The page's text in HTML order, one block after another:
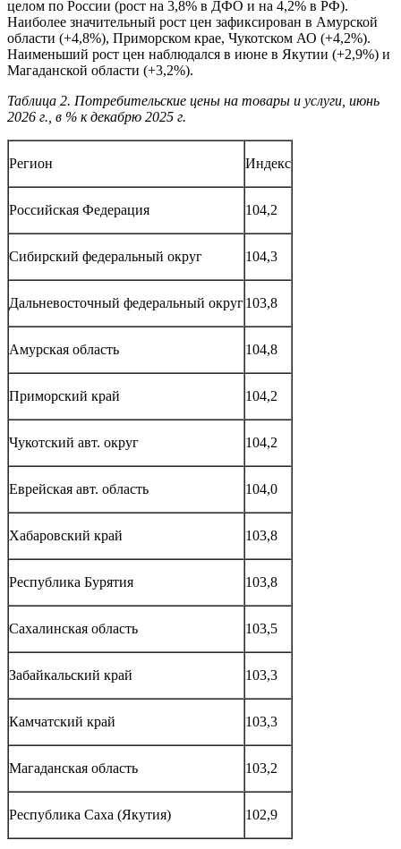
целом по России (рост на 3,8% в ДФО и на 4,2% в РФ).
Наиболее значительный рост цен зафиксирован в Амурской
области (+4,8%), Приморском крае, Чукотском АО (+4,2%).
Наименьший рост цен наблюдался в июне в Якутии (+2,9%) и
Магаданской области (+3,2%).
Таблица 2. Потребительские цены на товары и услуги, июнь
2026 г., в % к декабрю 2025 г.
Регион Индекс
Российская Федерация 104,2
Сибирский федеральный округ 104,3
Дальневосточный федеральный округ103,8
Амурская область 104,8
Приморский край 104,2
Чукотский авт. округ 104,2
Еврейская авт. область 104,0
Хабаровский край 103,8
Республика Бурятия 103,8
Сахалинская область 103,5
Забайкальский край 103,3
Камчатский край 103,3
Магаданская область 103,2
Республика Саха (Якутия) 102,9